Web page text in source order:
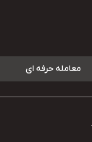
معامله حرفه ای